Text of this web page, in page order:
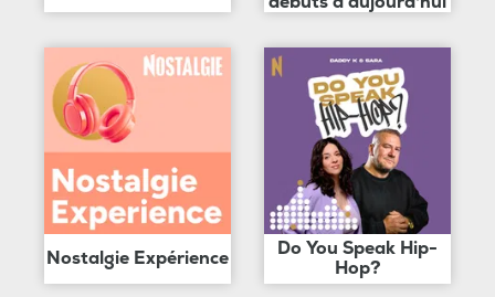
Nostalgie Expérience
Do You Speak Hip-
Hop?